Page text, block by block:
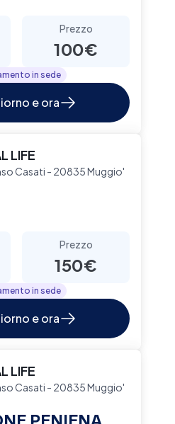
Prezzo
100€
in sede
e ora
LIFE
Casati - 20835 Muggio'
Prezzo
150€
in sede
e ora
LIFE
Casati - 20835 Muggio'